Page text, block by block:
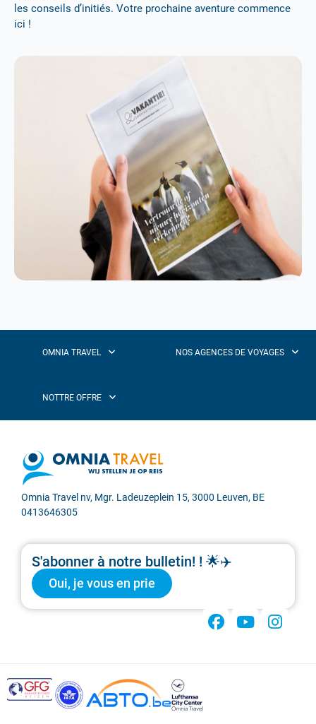
les conseils d’initiés. Votre prochaine aventure commence
ici !
Omnia Travel nv, Mgr. Ladeuzeplein 15, 3000 Leuven, BE
0413646305
S'abonner à notre bulletin! ! 🌟✈️
Oui, je vous en prie